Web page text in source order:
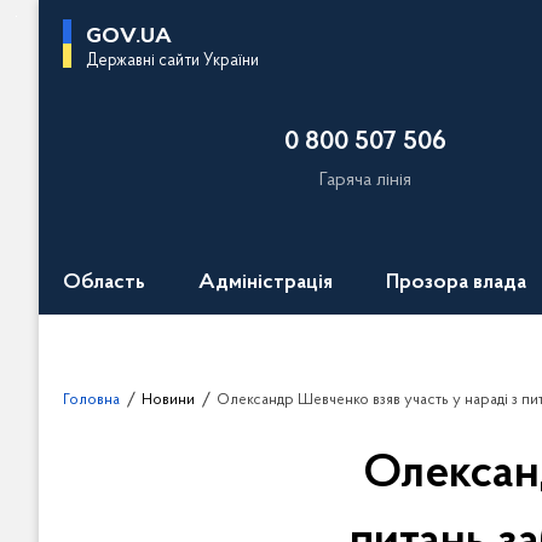
GOV.UA
Державні сайти України
0 800 507 506
Гаряча лінія
Область Адміністрація Прозора влада
Головна Новини Олександр Шевченко взяв участь у нараді з питань забезпечення